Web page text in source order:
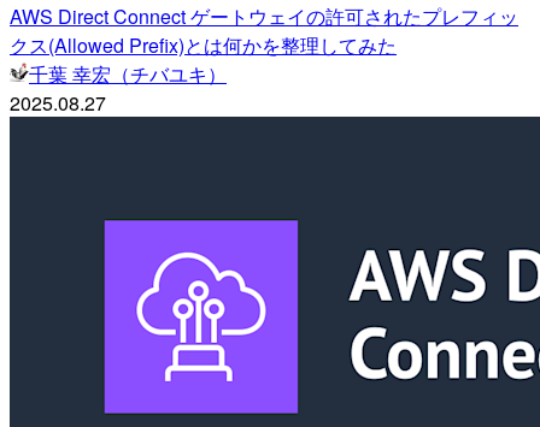
AWS Direct Connect ゲートウェイの許可されたプレフィッ
クス(Allowed Prefix)とは何かを整理してみた
千葉 幸宏（チバユキ）
2025.08.27